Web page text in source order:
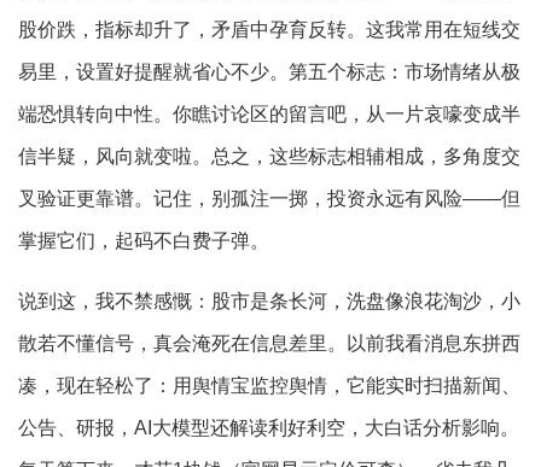
股价跌，指标却升了，矛盾中孕育反转。这我常用在短线交
易里，设置好提醒就省心不少。第五个标志：市场情绪从极
端恐惧转向中性。你瞧讨论区的留言吧，从一片哀嚎变成半
信半疑，风向就变啦。总之，这些标志相辅相成，多角度交
叉验证更靠谱。记住，别孤注一掷，投资永远有风险——但
掌握它们，起码不白费子弹。
说到这，我不禁感慨：股市是条长河，洗盘像浪花淘沙，小
散若不懂信号，真会淹死在信息差里。以前我看消息东拼西
凑，现在轻松了：用舆情宝监控舆情，它能实时扫描新闻、
公告、研报，AI大模型还解读利好利空，大白话分析影响。